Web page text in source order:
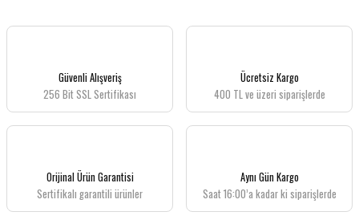
Güvenli Alışveriş
256 Bit SSL Sertifikası
Ücretsiz Kargo
400 TL ve üzeri siparişlerde
Orijinal Ürün Garantisi
Sertifikalı garantili ürünler
Aynı Gün Kargo
Saat 16:00’a kadar ki siparişlerde